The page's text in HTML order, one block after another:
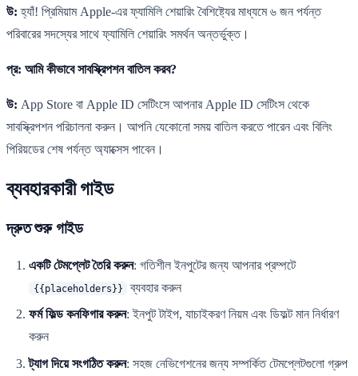
উ: হ্যাঁ! প্রিমিয়াম Apple-এর ফ্যামিলি শেয়ারিং বৈশিষ্ট্যের মাধ্যমে ৬ জন পর্যন্ত
পরিবারের সদস্যের সাথে ফ্যামিলি শেয়ারিং সমর্থন অন্তর্ভুক্ত।
প্র: আমি কীভাবে সাবস্ক্রিপশন বাতিল করব?
উ: App Store বা Apple ID সেটিংসে আপনার Apple ID সেটিংস থেকে
সাবস্ক্রিপশন পরিচালনা করুন। আপনি যেকোনো সময় বাতিল করতে পারেন এবং বিলিং
পিরিয়ডের শেষ পর্যন্ত অ্যাক্সেস পাবেন।
ব্যবহারকারী গাইড
দ্রুত শুরু গাইড
একটি টেমপ্লেট তৈরি করুন: গতিশীল ইনপুটের জন্য আপনার প্রম্পটে
{{placeholders}}
ব্যবহার করুন
ফর্ম ফিল্ড কনফিগার করুন: ইনপুট টাইপ, যাচাইকরণ নিয়ম এবং ডিফল্ট মান নির্ধারণ
করুন
ট্যাগ দিয়ে সংগঠিত করুন: সহজ নেভিগেশনের জন্য সম্পর্কিত টেমপ্লেটগুলো গ্রুপ